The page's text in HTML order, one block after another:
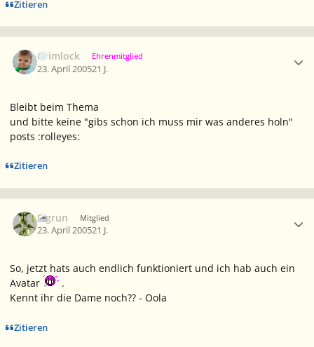
Zitieren
Grimlock Ehrenmitglied
23. April 200521 J.
Bleibt beim Thema
und bitte keine "gibs schon ich muss mir was anderes holn"
posts :rolleyes:
Zitieren
Sigrun Mitglied
23. April 200521 J.
So, jetzt hats auch endlich funktioniert und ich hab auch ein
Avatar
.
Kennt ihr die Dame noch?? - Oola
Zitieren